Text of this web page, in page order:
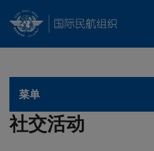
菜单
社交活动